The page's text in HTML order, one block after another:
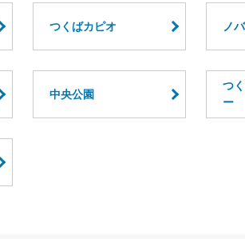
つくばカピオ ノ
中央公園
つ
ー